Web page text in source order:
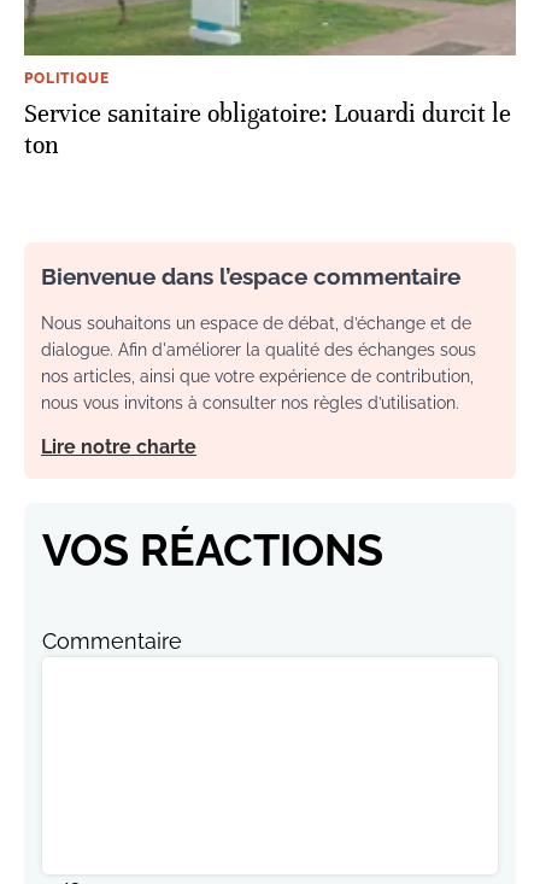
POLITIQUE
Service sanitaire obligatoire: Louardi durcit le
ton
Bienvenue dans l’espace commentaire
Nous souhaitons un espace de débat, d’échange et de
dialogue. Afin d'améliorer la qualité des échanges sous
nos articles, ainsi que votre expérience de contribution,
nous vous invitons à consulter nos règles d’utilisation.
Lire notre charte
VOS RÉACTIONS
Commentaire